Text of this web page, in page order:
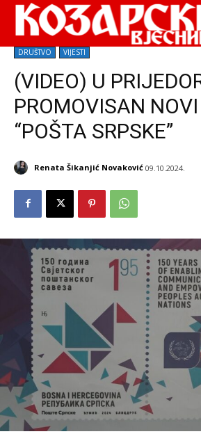
DRUŠTVO VIJESTI
(VIDEO) U
PROMOVISAN
“POŠTA SRPSKE”
Renata Šikanjić Novaković 09.10.2024.